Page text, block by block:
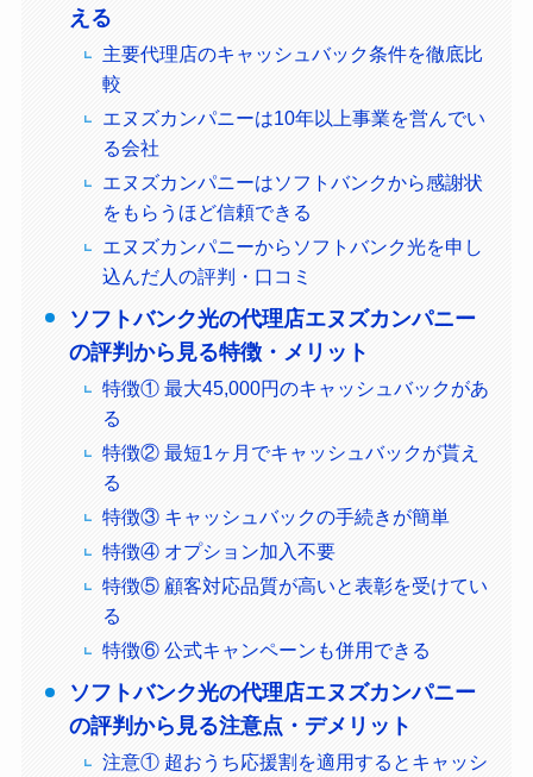
える
主要代理店のキャッシュバック条件を徹底比
較
エヌズカンパニーは10年以上事業を営んでい
る会社
エヌズカンパニーはソフトバンクから感謝状
をもらうほど信頼できる
エヌズカンパニーからソフトバンク光を申し
込んだ人の評判・口コミ
ソフトバンク光の代理店エヌズカンパニー
の評判から見る特徴・メリット
特徴① 最大45,000円のキャッシュバックがあ
る
特徴② 最短1ヶ月でキャッシュバックが貰え
る
特徴③ キャッシュバックの手続きが簡単
特徴④ オプション加入不要
特徴⑤ 顧客対応品質が高いと表彰を受けてい
る
特徴⑥ 公式キャンペーンも併用できる
ソフトバンク光の代理店エヌズカンパニー
の評判から見る注意点・デメリット
注意① 超おうち応援割を適用するとキャッシ